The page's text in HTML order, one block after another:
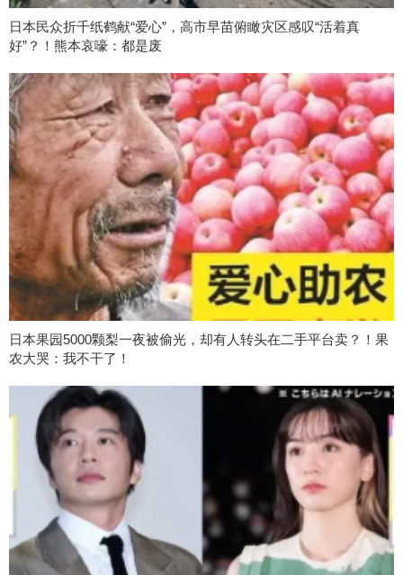
日本民众折千纸鹤献“爱心”，高市早苗俯瞰灾区感叹“活着真
好”？！熊本哀嚎：都是废
日本果园5000颗梨一夜被偷光，却有人转头在二手平台卖？！果
农大哭：我不干了！